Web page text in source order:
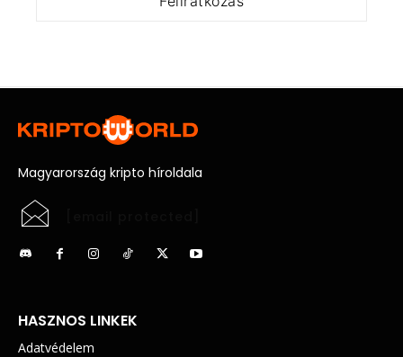
Magyarország kripto híroldala
HASZNOS LINKEK
Adatvédelem